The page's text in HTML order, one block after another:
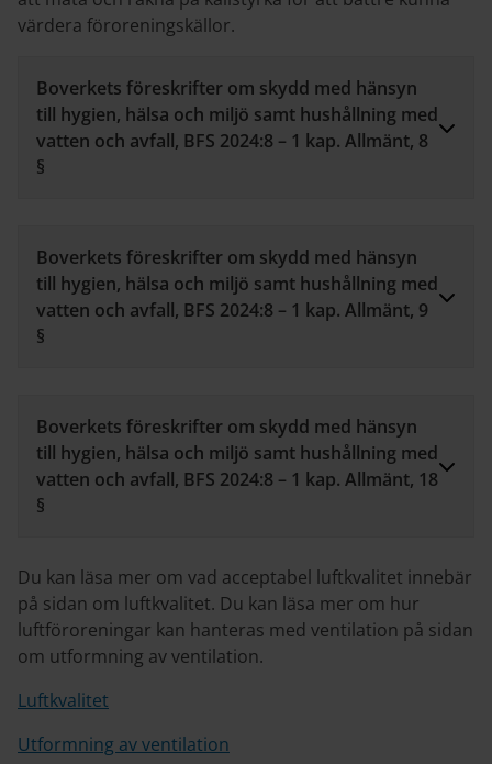
värdera föroreningskällor.
Boverkets föreskrifter om skydd med hänsyn
till hygien, hälsa och miljö samt hushållning med
vatten och avfall, BFS 2024:8 – 1 kap. Allmänt, 8
§
Boverkets föreskrifter om skydd med hänsyn
till hygien, hälsa och miljö samt hushållning med
vatten och avfall, BFS 2024:8 – 1 kap. Allmänt, 9
§
Boverkets föreskrifter om skydd med hänsyn
till hygien, hälsa och miljö samt hushållning med
vatten och avfall, BFS 2024:8 – 1 kap. Allmänt, 18
§
Du kan läsa mer om vad acceptabel luftkvalitet innebär
på sidan om luftkvalitet. Du kan läsa mer om hur
luftföroreningar kan hanteras med ventilation på sidan
om utformning av ventilation.
Luftkvalitet
Utformning av ventilation